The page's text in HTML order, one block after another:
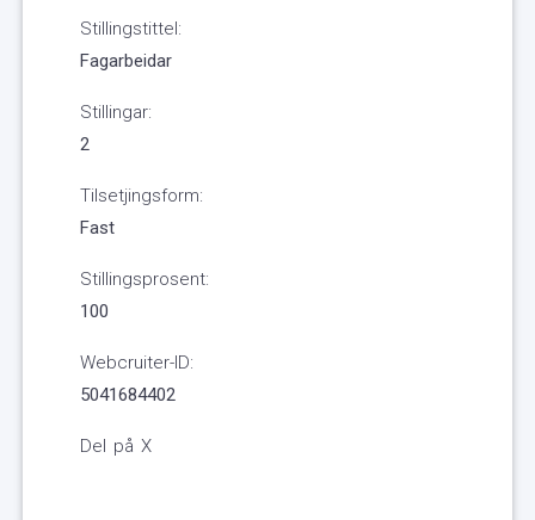
Stillingstittel:
Fagarbeidar
Stillingar:
2
Tilsetjingsform:
Fast
Stillingsprosent:
100
Webcruiter-ID:
5041684402
Del på X